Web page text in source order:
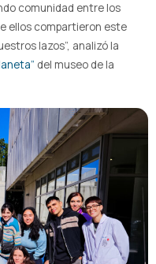
comunidad entre los
ellos compartieron este
lazos”, analizó la
del museo de la